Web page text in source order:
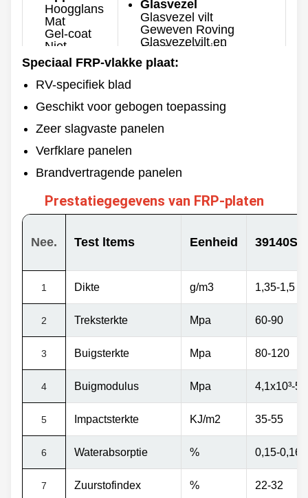
Hoogglans
Mat
Gel-coat
Niet-
Kleur
Aangepast
Achterkant
Zacht
Glasvezel
Glasvezel vilt
Geweven Roving
Glasvezelvilt en
geweven roving
Dikte
Max. Breedte
3500 mm
Lengte
Speciaal FRP-vlakke plaat:
RV-specifiek blad
Geschikt voor gebogen toepassing
Zeer slagvaste panelen
Verfklare panelen
Brandvertragende panelen
Prestatiegegevens van FRP-platen
Nee. Test ltems Eenheid
1 Dikte g/m3 1,35-1,5
2 Treksterkte Mpa 60-90
3 Buigsterkte Mpa 80-120
4 Buigmodulus Mpa 4,1x10³-
5 Impactsterkte KJ/m2 35-55
6 Waterabsorptie % 0,15-0,16
7 Zuurstofindex % 22-32